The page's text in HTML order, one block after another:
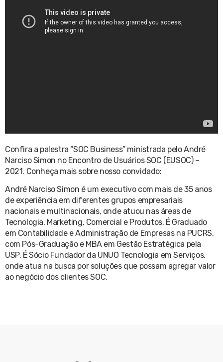
Confira a palestra “SOC Business” ministrada pelo André
Narciso Simon no Encontro de Usuários SOC (EUSOC) –
2021. Conheça mais sobre nosso convidado:
André Narciso Simon é um executivo com mais de 35 anos
de experiência em diferentes grupos empresariais
nacionais e multinacionais, onde atuou nas áreas de
Tecnologia, Marketing, Comercial e Produtos. É Graduado
em Contabilidade e Administração de Empresas na PUCRS,
com Pós-Graduação e MBA em Gestão Estratégica pela
USP. É Sócio Fundador da UNUO Tecnologia em Serviços,
onde atua na busca por soluções que possam agregar valor
ao negócio dos clientes SOC.